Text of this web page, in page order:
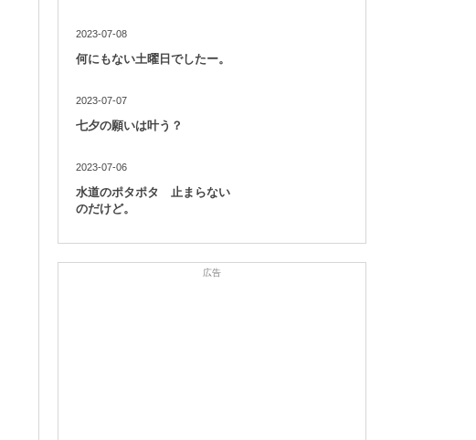
2023-07-08
何にもない土曜日でしたー。
2023-07-07
七夕の願いは叶う？
2023-07-06
水道のポタポタ 止まらない
のだけど。
広告